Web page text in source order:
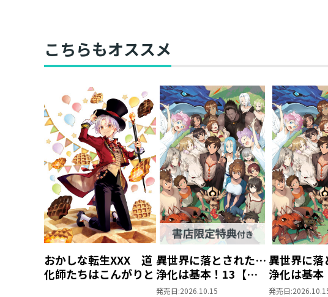
こちらもオススメ
おかしな転生XXX 道
化師たちはこんがりと
異世界に落とされた…
浄化は基本！13【ピ
ッコマ限定SS付き】
発売日:2026.10.15
異世界に
浄化は基本
発売日: